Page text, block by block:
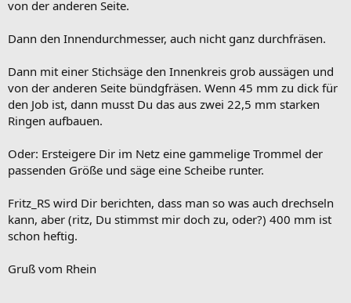
von der anderen Seite.
Dann den Innendurchmesser, auch nicht ganz durchfräsen.
Dann mit einer Stichsäge den Innenkreis grob aussägen und
von der anderen Seite bündgfräsen. Wenn 45 mm zu dick für
den Job ist, dann musst Du das aus zwei 22,5 mm starken
Ringen aufbauen.
Oder: Ersteigere Dir im Netz eine gammelige Trommel der
passenden Größe und säge eine Scheibe runter.
Fritz_RS wird Dir berichten, dass man so was auch drechseln
kann, aber (ritz, Du stimmst mir doch zu, oder?) 400 mm ist
schon heftig.
Gruß vom Rhein